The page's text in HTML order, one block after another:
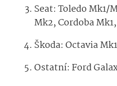
Seat: Toledo Mk1/
Mk2, Cordoba
Škoda: Octavia
Ostatní: Ford